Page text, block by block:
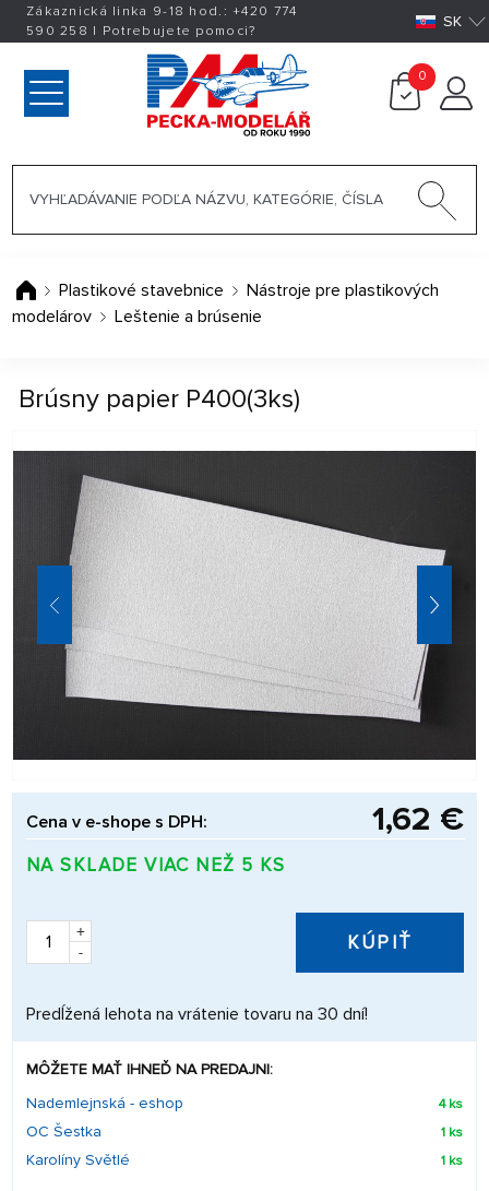
Zákaznická linka 9-18 hod.:+420 774
590 258 | Potrebujete pomoci? SK
0
Plastikové stavebnice
Nástroje pre plastikových
modelárov
Leštenie a brúsenie
Brúsny papier P400(3ks)
Cena v e-shope s DPH: 1,62 €
NA SKLADE VIAC NEŽ 5 KS
+
-
KÚPIŤ
Predĺžená lehota na vrátenie tovaru na 30 dní!
MÔŽETE MAŤ IHNEĎ NA PREDAJNI:
Nademlejnská - eshop
4 ks
OC Šestka 1 ks
Karolíny Světlé 1 ks